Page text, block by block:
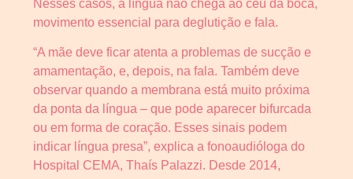
Nesses casos, a língua não chega ao céu da boca,
movimento essencial para deglutição e fala.
“A mãe deve ficar atenta a problemas de sucção e
amamentação, e, depois, na fala. Também deve
observar quando a membrana está muito próxima
da ponta da língua – que pode aparecer bifurcada
ou em forma de coração. Esses sinais podem
indicar língua presa”, explica a fonoaudióloga do
Hospital CEMA, Thaís Palazzi. Desde 2014,